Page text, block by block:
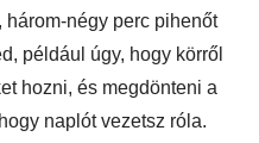
négy perc pihenőt
például úgy, hogy körről
hozni, és megdönteni a
naplót vezetsz róla.